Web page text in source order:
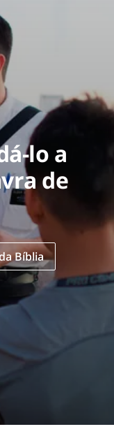
lo a
de
Bíblia